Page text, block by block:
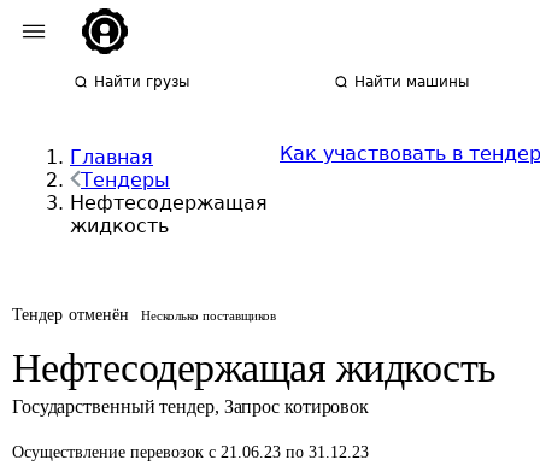
Найти грузы Найти машины
Главная
Тендеры
Нефтесодержащая
жидкость
Как участвовать в
Тендер отменён Несколько поставщиков
Нефтесодержащая жидкость
Государственный тендер, Запрос котировок
Осуществление перевозок с 21.06.23 по 31.12.23